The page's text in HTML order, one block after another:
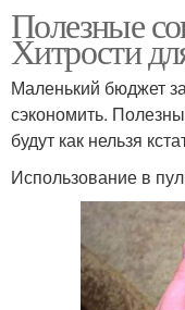
Полезные
Хитрости
Маленький бюджет
сэкономить.
будут как нельзя
Использование в